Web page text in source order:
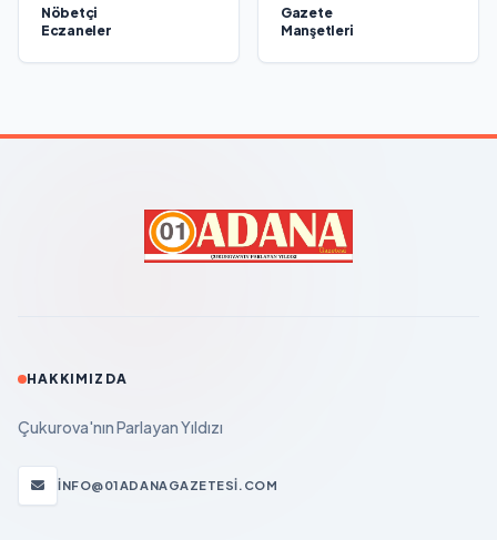
Nöbetçi
Eczaneler
Gazete
Manşetleri
HAKKIMIZDA
Çukurova'nın Parlayan Yıldızı
INFO@01ADANAGAZETESI.COM